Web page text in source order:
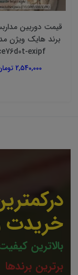
قیمت دوربین
exipf
2,540,000 تومان
خریدت
بالاترین
برترین برندها